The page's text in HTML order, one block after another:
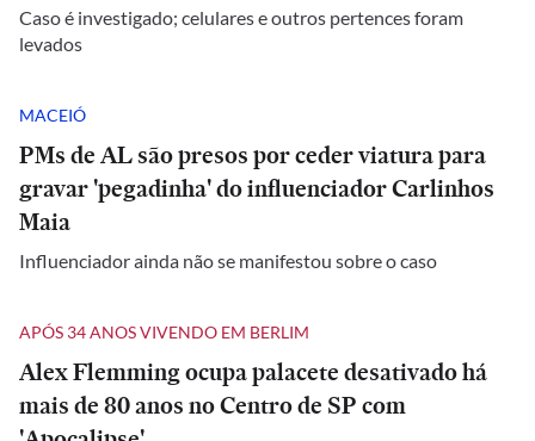
Caso é investigado; celulares e outros pertences foram
levados
MACEIÓ
PMs de AL são presos por ceder viatura para
gravar 'pegadinha' do influenciador Carlinhos
Maia
Influenciador ainda não se manifestou sobre o caso
APÓS 34 ANOS VIVENDO EM BERLIM
Alex Flemming ocupa palacete desativado há
mais de 80 anos no Centro de SP com